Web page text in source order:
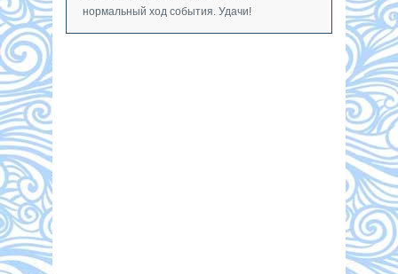
нормальный ход события. Удачи!